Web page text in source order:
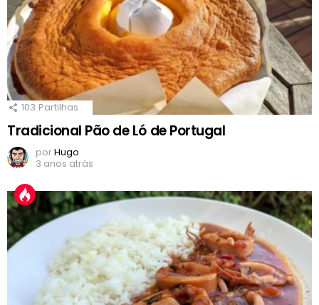
103 Partilhas
Tradicional Pão de Ló de Portugal
porHugo
3 anos atrás